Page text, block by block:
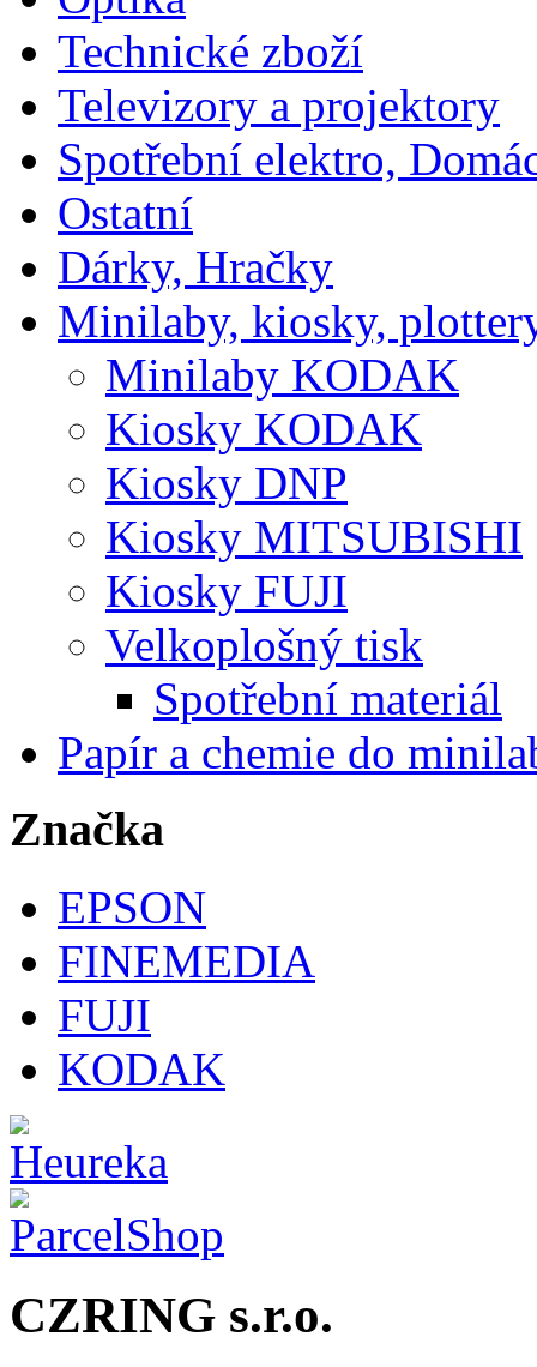
Technické zboží
Televizory a projektory
Spotřební elektro,
Ostatní
Dárky, Hračky
Minilaby, kiosky,
Minilaby KODAK
Kiosky KODAK
Kiosky DNP
Kiosky MITSUBISHI
Kiosky FUJI
Velkoplošný tisk
Spotřební materiál
Papír a chemie do
Značka
EPSON
FINEMEDIA
FUJI
KODAK
CZRING s.r.o.